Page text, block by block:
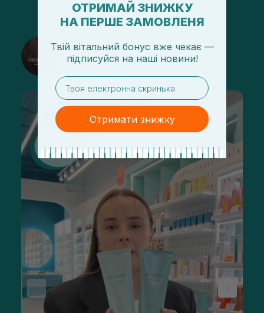
@sisters_stelmakh в Instagram
Подписаться
ОТРИМАЙ ЗНИЖКУ
НА ПЕРШЕ ЗАМОВЛЕНЯ
Твій вітальний бонус вже чекає —
підписуйся на наші новини!
email
Отримати знижку